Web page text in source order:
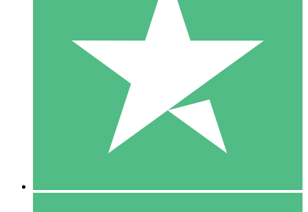
Pacchetti di Crediti Individuali
Paga a consumo con crediti di download. Nessun impegno
1 Download
10
US$1500